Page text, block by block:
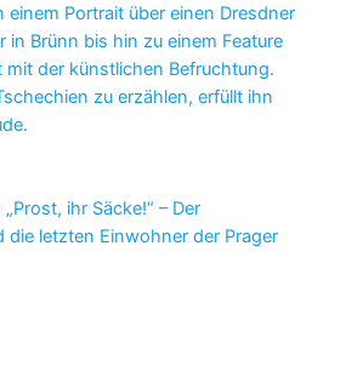
einem Portrait über einen Dresdner
in Brünn bis hin zu einem Feature
mit der künstlichen Befruchtung.
zu erzählen, erfüllt ihn
ihr Säcke!“ – Der
die letzten Einwohner der Prager